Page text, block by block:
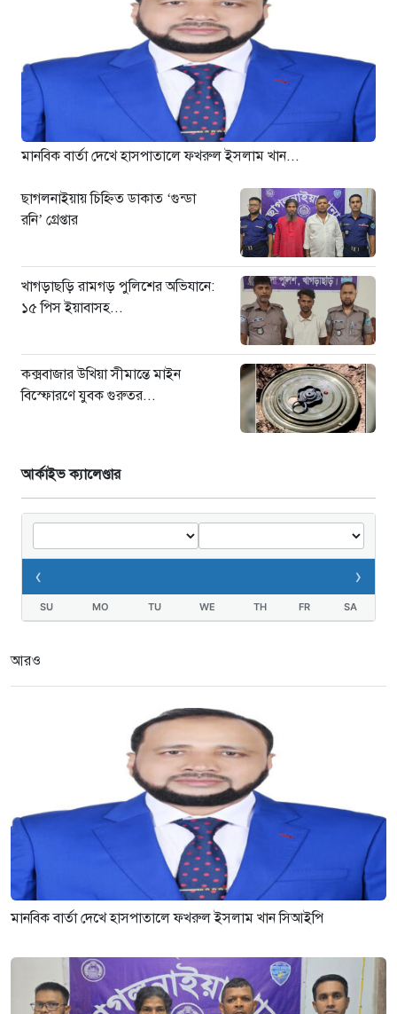
ড্যাবের বর্ণাঢ্য চিকিৎসক সমাবেশে
প্রধান অতিথি হিসেবে যোগ দিলেন
প্রধানমন্ত্রী তারেক রহমান
৬ ঘণ্টা আগে
ঢাকা-ময়মনসিংহ রেলপথে বগি
লাইনচ্যুত: ট্রেন চলাচল স্বাভাবিক
১ দিন আগে
মানবিক বার্তা দেখে হাসপাতালে ফখরুল ইসলাম খান...
ছাগলনাইয়ায় চিহ্নিত ডাকাত ‘গুন্ডা
রনি’ গ্রেপ্তার
খাগড়াছড়ি রামগড় পুলিশের অভিযানে:
১৫ পিস ইয়াবাসহ...
কক্সবাজার উখিয়া সীমান্তে মাইন
বিস্ফোরণে যুবক গুরুতর...
আর্কাইভ ক্যালেণ্ডার
‹ ›
SU MO TU WE TH FR SA
আরও
মানবিক বার্তা দেখে হাসপাতালে ফখরুল ইসলাম খান সিআইপি